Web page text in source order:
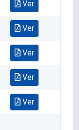
Ver
Ver
Ver
Ver
Ver